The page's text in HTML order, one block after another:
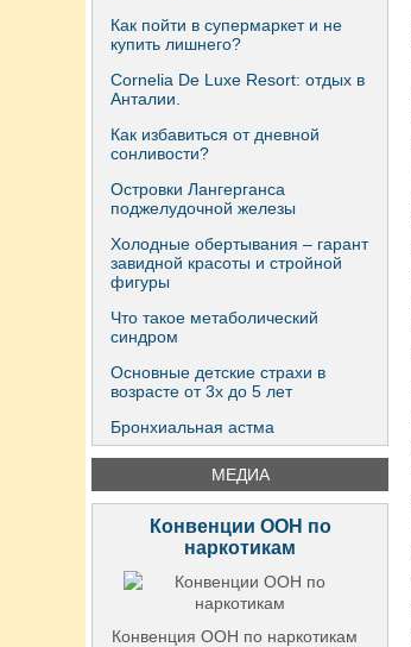
Как пойти в супермаркет и не
купить лишнего?
Сornelia De Luxe Resort: отдых в
Анталии.
Как избавиться от дневной
сонливости?
Островки Лангерганса
поджелудочной железы
Холодные обертывания – гарант
завидной красоты и стройной
фигуры
Что такое метаболический
синдром
Основные детские страхи в
возрасте от 3х до 5 лет
Бронхиальная астма
МЕДИА
Конвенции ООН по
наркотикам
Конвенция ООН по наркотикам